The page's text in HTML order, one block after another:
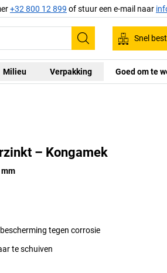
+32 800 12 899 of stuur een e-mail naar
Zoeken
Snel
Milieu Verpakking Goed om te
– Kongamek
mm
tegen corrosie
te schuiven